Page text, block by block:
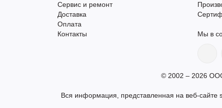
Сервис и ремонт
Доставка
Оплата
Контакты
Мы в
© 2002 – 2026
Вся информация, представленная на веб-сайте